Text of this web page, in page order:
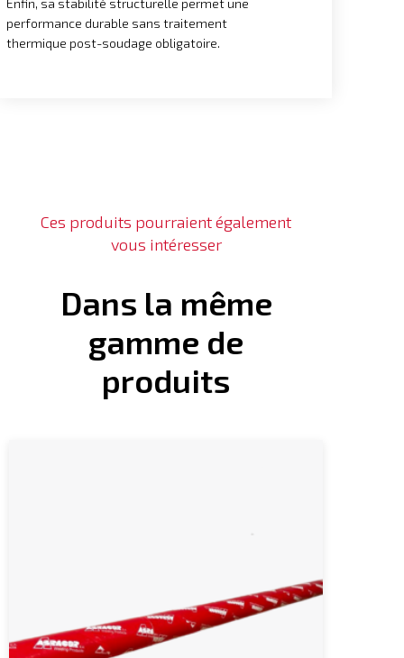
Enfin, sa stabilité structurelle permet une
performance durable sans traitement
thermique post-soudage obligatoire.
Ces produits pourraient également
vous intéresser
Dans la même
gamme de
produits